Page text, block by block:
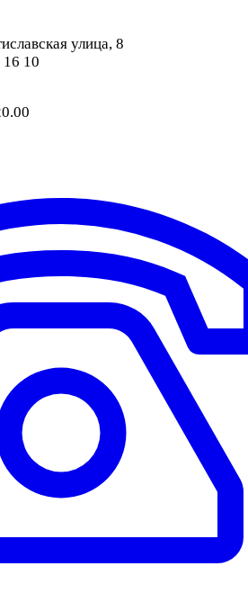
улица, 8
10